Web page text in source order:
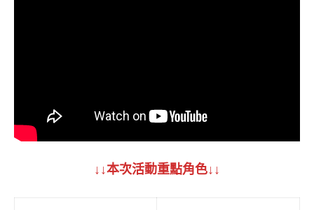
↓↓本次活動重點角色↓↓